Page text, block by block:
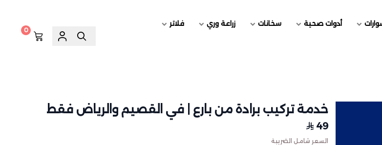
أدوات صحية سخانات زراعة وري فلاتر
0
خدمة تركيب برادة من بارع | في القصيم والرياض فقط
49
السعر شامل الضريبة